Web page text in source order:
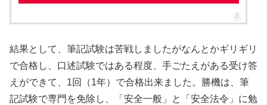
結果として、筆記試験は苦戦しましたがなんとかギリギリ
で合格し、口述試験ではある程度、手ごたえがある受け答
えができて、1回（1年）で合格出来ました。勝機は、筆
記試験で専門を免除し、「安全一般」と「安全法令」に勉